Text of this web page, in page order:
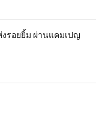
รอยยิ้ม ผ่านแคมเปญ